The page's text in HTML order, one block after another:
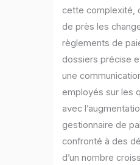
cette complexité,
de près les
règlements de
dossiers précise
une
employés sur les
avec
gestionnaire de
confronté à des
d’un nombre